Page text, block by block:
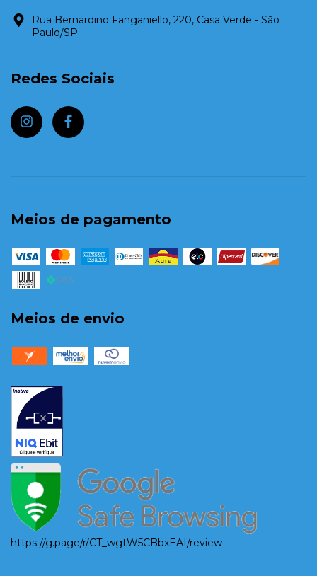
Rua Bernardino Fanganiello, 220, Casa Verde - São
Paulo/SP
Redes Sociais
Meios de pagamento
Meios de envio
https://g.page/r/CT_wgtW5CBbxEAI/review